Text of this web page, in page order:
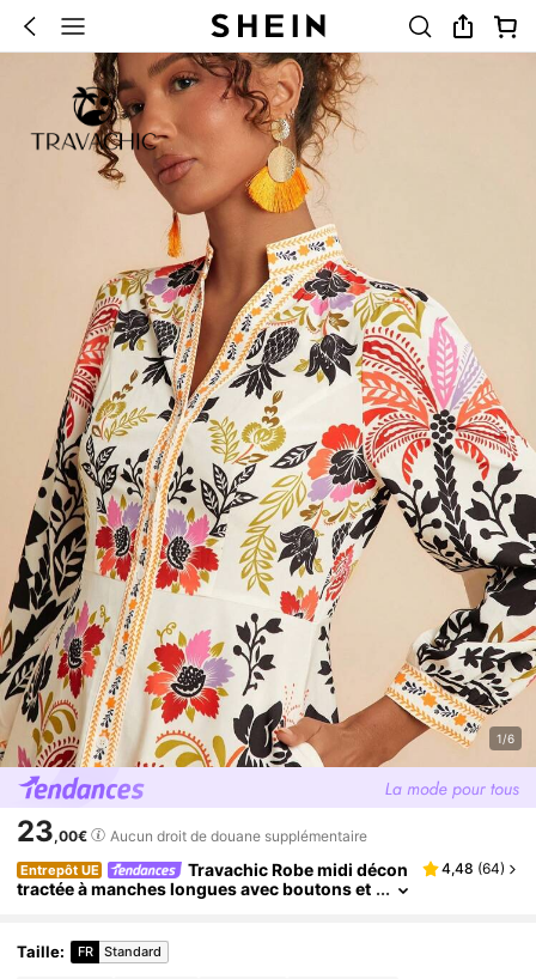
1/6
23,00€ Aucun droit de douane supplémentaire
Entrepôt UE
Travachic Robe midi décon
tractée à manches longues avec boutons et
4,48 (64)
Taille: FR Standard